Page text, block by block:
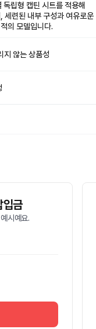
립형 캡틴 시트를 적용해
세련된 내부 구성과 여유로운
의 모델입니다.
지 않는 상품성
입금
시예요.